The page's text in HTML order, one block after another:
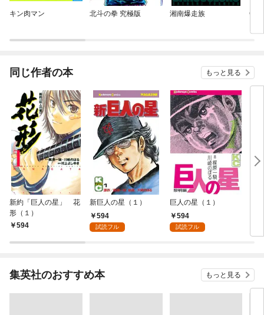
キン肉マン 北斗の拳 究極版 湘南爆走族
同じ作者の本 もっと見る
新約「巨人の星」 花
形（１）
594
新巨人の星（１）
594
試読フル
巨人の星（１）
594
試読フル
集英社のおすすめ本 もっと見る